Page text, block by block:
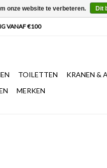
TOILETTEN KRANEN &
MERKEN
onze website te verbeteren. Dit